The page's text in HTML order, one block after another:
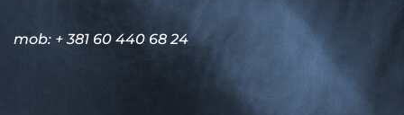
mob: + 381 60 440 68 24